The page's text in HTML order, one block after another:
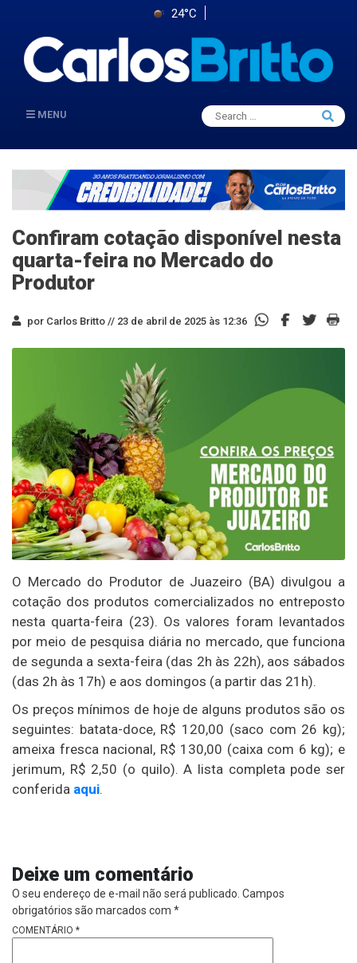
24°C
MENU
Search
for:
Search
Confiram cotação disponível nesta
quarta-feira no Mercado do
Produtor
por Carlos Britto // 23 de abril de 2025 às 12:36
O Mercado do Produtor de Juazeiro (BA) divulgou a
cotação dos produtos comercializados no entreposto
nesta quarta-feira (23). Os valores foram levantados
por meio de pesquisa diária no mercado, que funciona
de segunda a sexta-feira (das 2h às 22h), aos sábados
(das 2h às 17h) e aos domingos (a partir das 21h).
Os preços mínimos de hoje de alguns produtos são os
seguintes: batata-doce, R$ 120,00 (saco com 26 kg);
ameixa fresca nacional, R$ 130,00 (caixa com 6 kg); e
jerimum, R$ 2,50 (o quilo). A lista completa pode ser
conferida aqui.
Deixe um comentário
O seu endereço de e-mail não será publicado. Campos
obrigatórios são marcados com *
COMENTÁRIO *